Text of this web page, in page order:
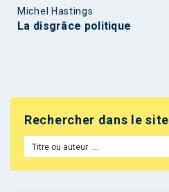
Michel Hastings
La disgrâce politique
Rechercher dans le site